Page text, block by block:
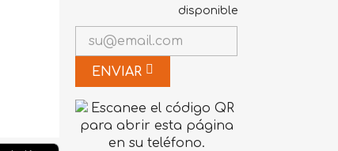
disponible
ENVIAR